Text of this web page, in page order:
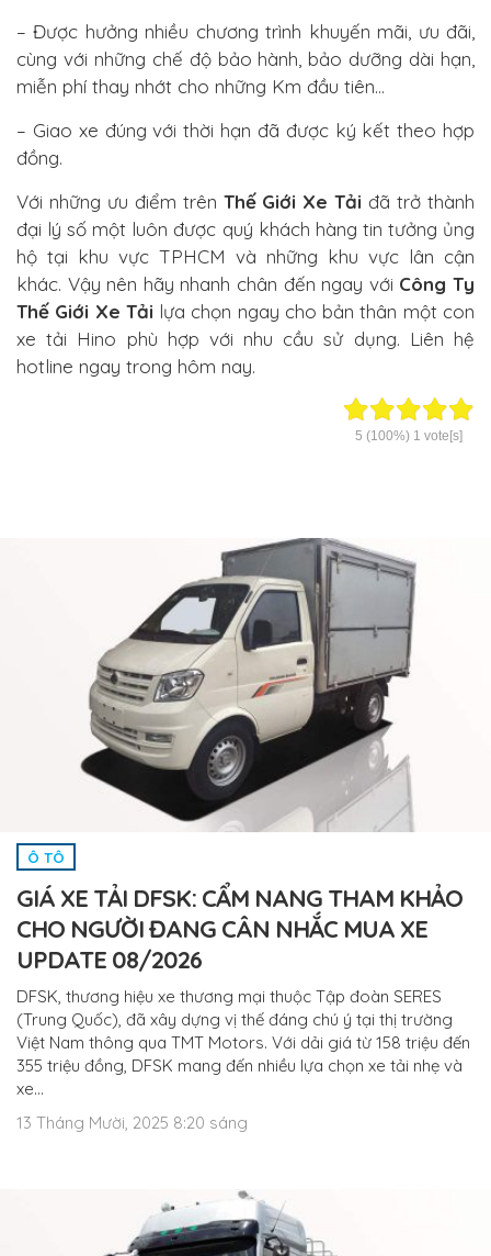
– Được hưởng nhiều chương trình khuyến mãi, ưu đãi,
cùng với những chế độ bảo hành, bảo dưỡng dài hạn,
miễn phí thay nhớt cho những Km đầu tiên…
– Giao xe đúng với thời hạn đã được ký kết theo hợp
đồng.
Với những ưu điểm trên Thế Giới Xe Tải đã trở thành
đại lý số một luôn được quý khách hàng tin tưởng ủng
hộ tại khu vực TPHCM và những khu vực lân cận
khác. Vậy nên hãy nhanh chân đến ngay với Công Ty
Thế Giới Xe Tải lựa chọn ngay cho bản thân một con
xe tải Hino phù hợp với nhu cầu sử dụng. Liên hệ
hotline ngay trong hôm nay.
5 (100%) 1 vote[s]
Ô TÔ
GIÁ XE TẢI DFSK: CẨM NANG THAM KHẢO
CHO NGƯỜI ĐANG CÂN NHẮC MUA XE
UPDATE 08/2026
DFSK, thương hiệu xe thương mại thuộc Tập đoàn SERES
(Trung Quốc), đã xây dựng vị thế đáng chú ý tại thị trường
Việt Nam thông qua TMT Motors. Với dải giá từ 158 triệu đến
355 triệu đồng, DFSK mang đến nhiều lựa chọn xe tải nhẹ và
xe…
13 Tháng Mười, 2025 8:20 sáng